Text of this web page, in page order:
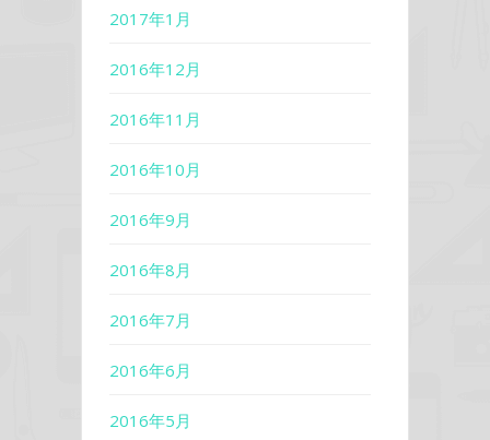
2017年1月
2016年12月
2016年11月
2016年10月
2016年9月
2016年8月
2016年7月
2016年6月
2016年5月